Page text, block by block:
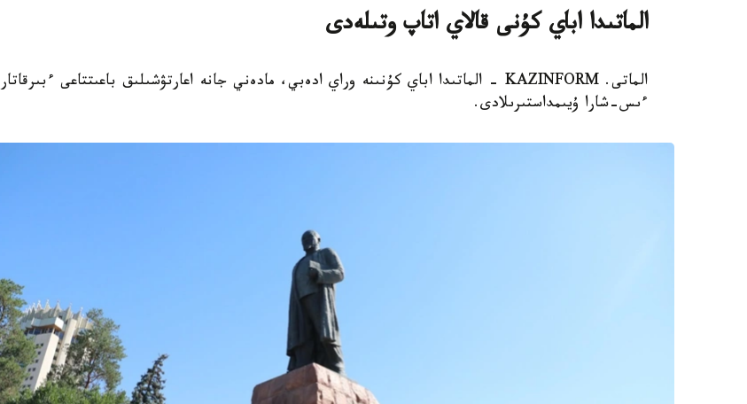
الماتىدا اباي كۇنى قالاي اتاپ وتىلەدى
الماتى. KAZINFORM - الماتىدا اباي كۇنىنە وراي ادەبي، مادەني جانە اعارتۋشىلىق باعىتتاعى ءبىرقاتار
ءىس-شارا ۇيىمداستىرىلادى.